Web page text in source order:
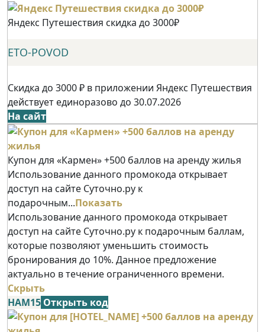
Яндекс Путешествия скидка до 3000₽
ETO-POVOD
Скидка до 3000 ₽ в приложении Яндекс Путешествия
действует единоразово до 30.07.2026
На сайт
Купон для «Кармен» +500 баллов на аренду жилья
Использование данного промокода открывает
доступ на сайте Суточно.ру к
подарочным...Показать
Использование данного промокода открывает
доступ на сайте Суточно.ру к подарочным баллам,
которые позволяют уменьшить стоимость
бронирования до 10%. Данное предложение
актуально в течение ограниченного времени.
Скрыть
НАМ15 Открыть код